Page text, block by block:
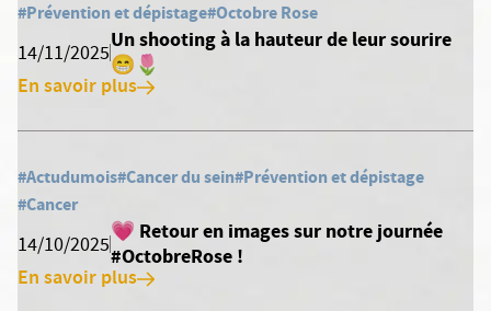
#Prévention et dépistage#Octobre Rose
14/11/2025
Un shooting à la hauteur de leur sourire
😁🌷
En savoir plus
#Actudumois#Cancer du sein#Prévention et dépistage
#Cancer
14/10/2025
💗 Retour en images sur notre journée
#OctobreRose !
En savoir plus